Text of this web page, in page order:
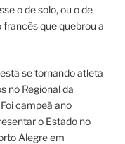
o de solo, ou o de
que quebrou a
se tornando atleta
no Regional da
campeã ano
o Estado no
Alegre em